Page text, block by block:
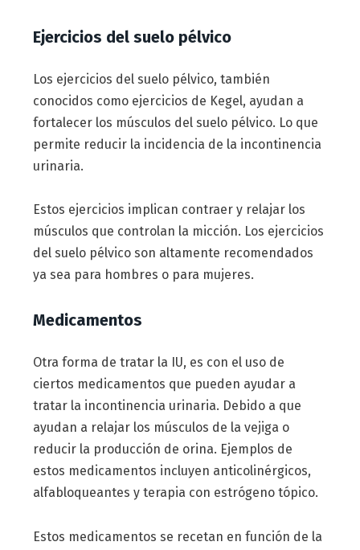
Ejercicios del suelo pélvico
Los ejercicios del suelo pélvico, también
conocidos como ejercicios de Kegel, ayudan a
fortalecer los músculos del suelo pélvico. Lo que
permite reducir la incidencia de la incontinencia
urinaria.
Estos ejercicios implican contraer y relajar los
músculos que controlan la micción. Los ejercicios
del suelo pélvico son altamente recomendados
ya sea para hombres o para mujeres.
Medicamentos
Otra forma de tratar la IU, es con el uso de
ciertos medicamentos que pueden ayudar a
tratar la incontinencia urinaria. Debido a que
ayudan a relajar los músculos de la vejiga o
reducir la producción de orina. Ejemplos de
estos medicamentos incluyen anticolinérgicos,
alfabloqueantes y terapia con estrógeno tópico.
Estos medicamentos se recetan en función de la